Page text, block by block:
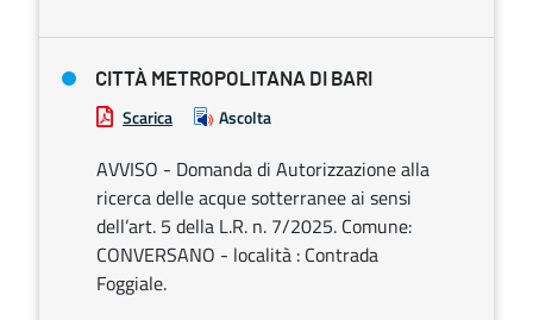
CITTÀ METROPOLITANA DI BARI
Scarica Ascolta
AVVISO - Domanda di Autorizzazione alla
ricerca delle acque sotterranee ai sensi
dell’art. 5 della L.R. n. 7/2025. Comune:
CONVERSANO - località : Contrada
Foggiale.